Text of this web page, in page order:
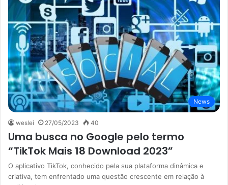
News
weslei 27/05/2023 40
Uma busca no Google pelo termo
“TikTok Mais 18 Download 2023”
O aplicativo TikTok, conhecido pela sua plataforma dinâmica e
criativa, tem enfrentado uma questão crescente em relação à